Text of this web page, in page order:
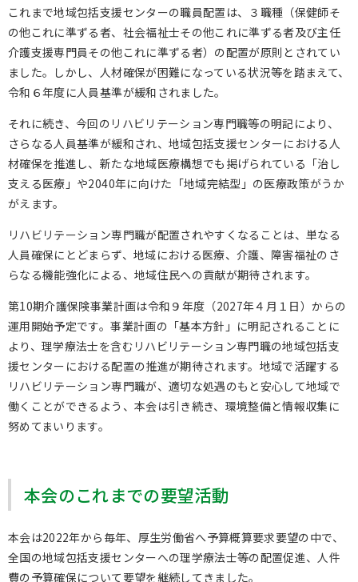
これまで地域包括支援センターの職員配置は、３職種（保健師そ
の他これに準ずる者、社会福祉士その他これに準ずる者及び主任
介護支援専門員その他これに準ずる者）の配置が原則とされてい
ました。しかし、人材確保が困難になっている状況等を踏まえて、
令和６年度に人員基準が緩和されました。
それに続き、今回のリハビリテーション専門職等の明記により、
さらなる人員基準が緩和され、地域包括支援センターにおける人
材確保を推進し、新たな地域医療構想でも掲げられている「治し
支える医療」や2040年に向けた「地域完結型」の医療政策がうか
がえます。
リハビリテーション専門職が配置されやすくなることは、単なる
人員確保にとどまらず、地域における医療、介護、障害福祉のさ
らなる機能強化による、地域住民への貢献が期待されます。
第10期介護保険事業計画は令和９年度（2027年４月１日）からの
運用開始予定です。事業計画の「基本方針」に明記されることに
より、理学療法士を含むリハビリテーション専門職の地域包括支
援センターにおける配置の推進が期待されます。地域で活躍する
リハビリテーション専門職が、適切な処遇のもと安心して地域で
働くことができるよう、本会は引き続き、環境整備と情報収集に
努めてまいります。
本会のこれまでの要望活動
本会は2022年から毎年、厚生労働省へ予算概算要求要望の中で、
全国の地域包括支援センターへの理学療法士等の配置促進、人件
費の予算確保について要望を継続してきました。